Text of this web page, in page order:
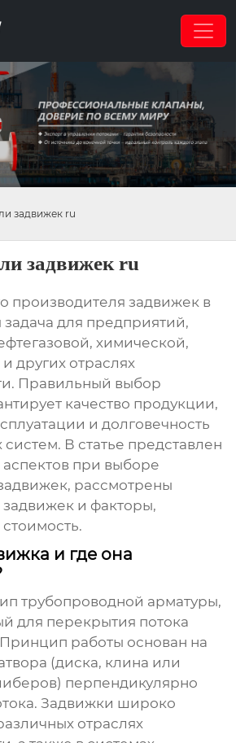
задвижек ru
задвижек ru
производителя задвижек в
для предприятий,
химической,
других отраслях
Правильный выбор
качество продукции,
и долговечность
В статье представлен
при выборе
рассмотрены
и факторы,
и где она
трубопроводной арматуры,
для перекрытия потока
работы основан на
(диска, клина или
перпендикулярно
Задвижки широко
отраслях